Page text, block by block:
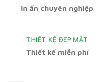
In ấn chuyên nghiệp
THIẾT KẾ ĐẸP MẮT
Thiết kế miễn phí